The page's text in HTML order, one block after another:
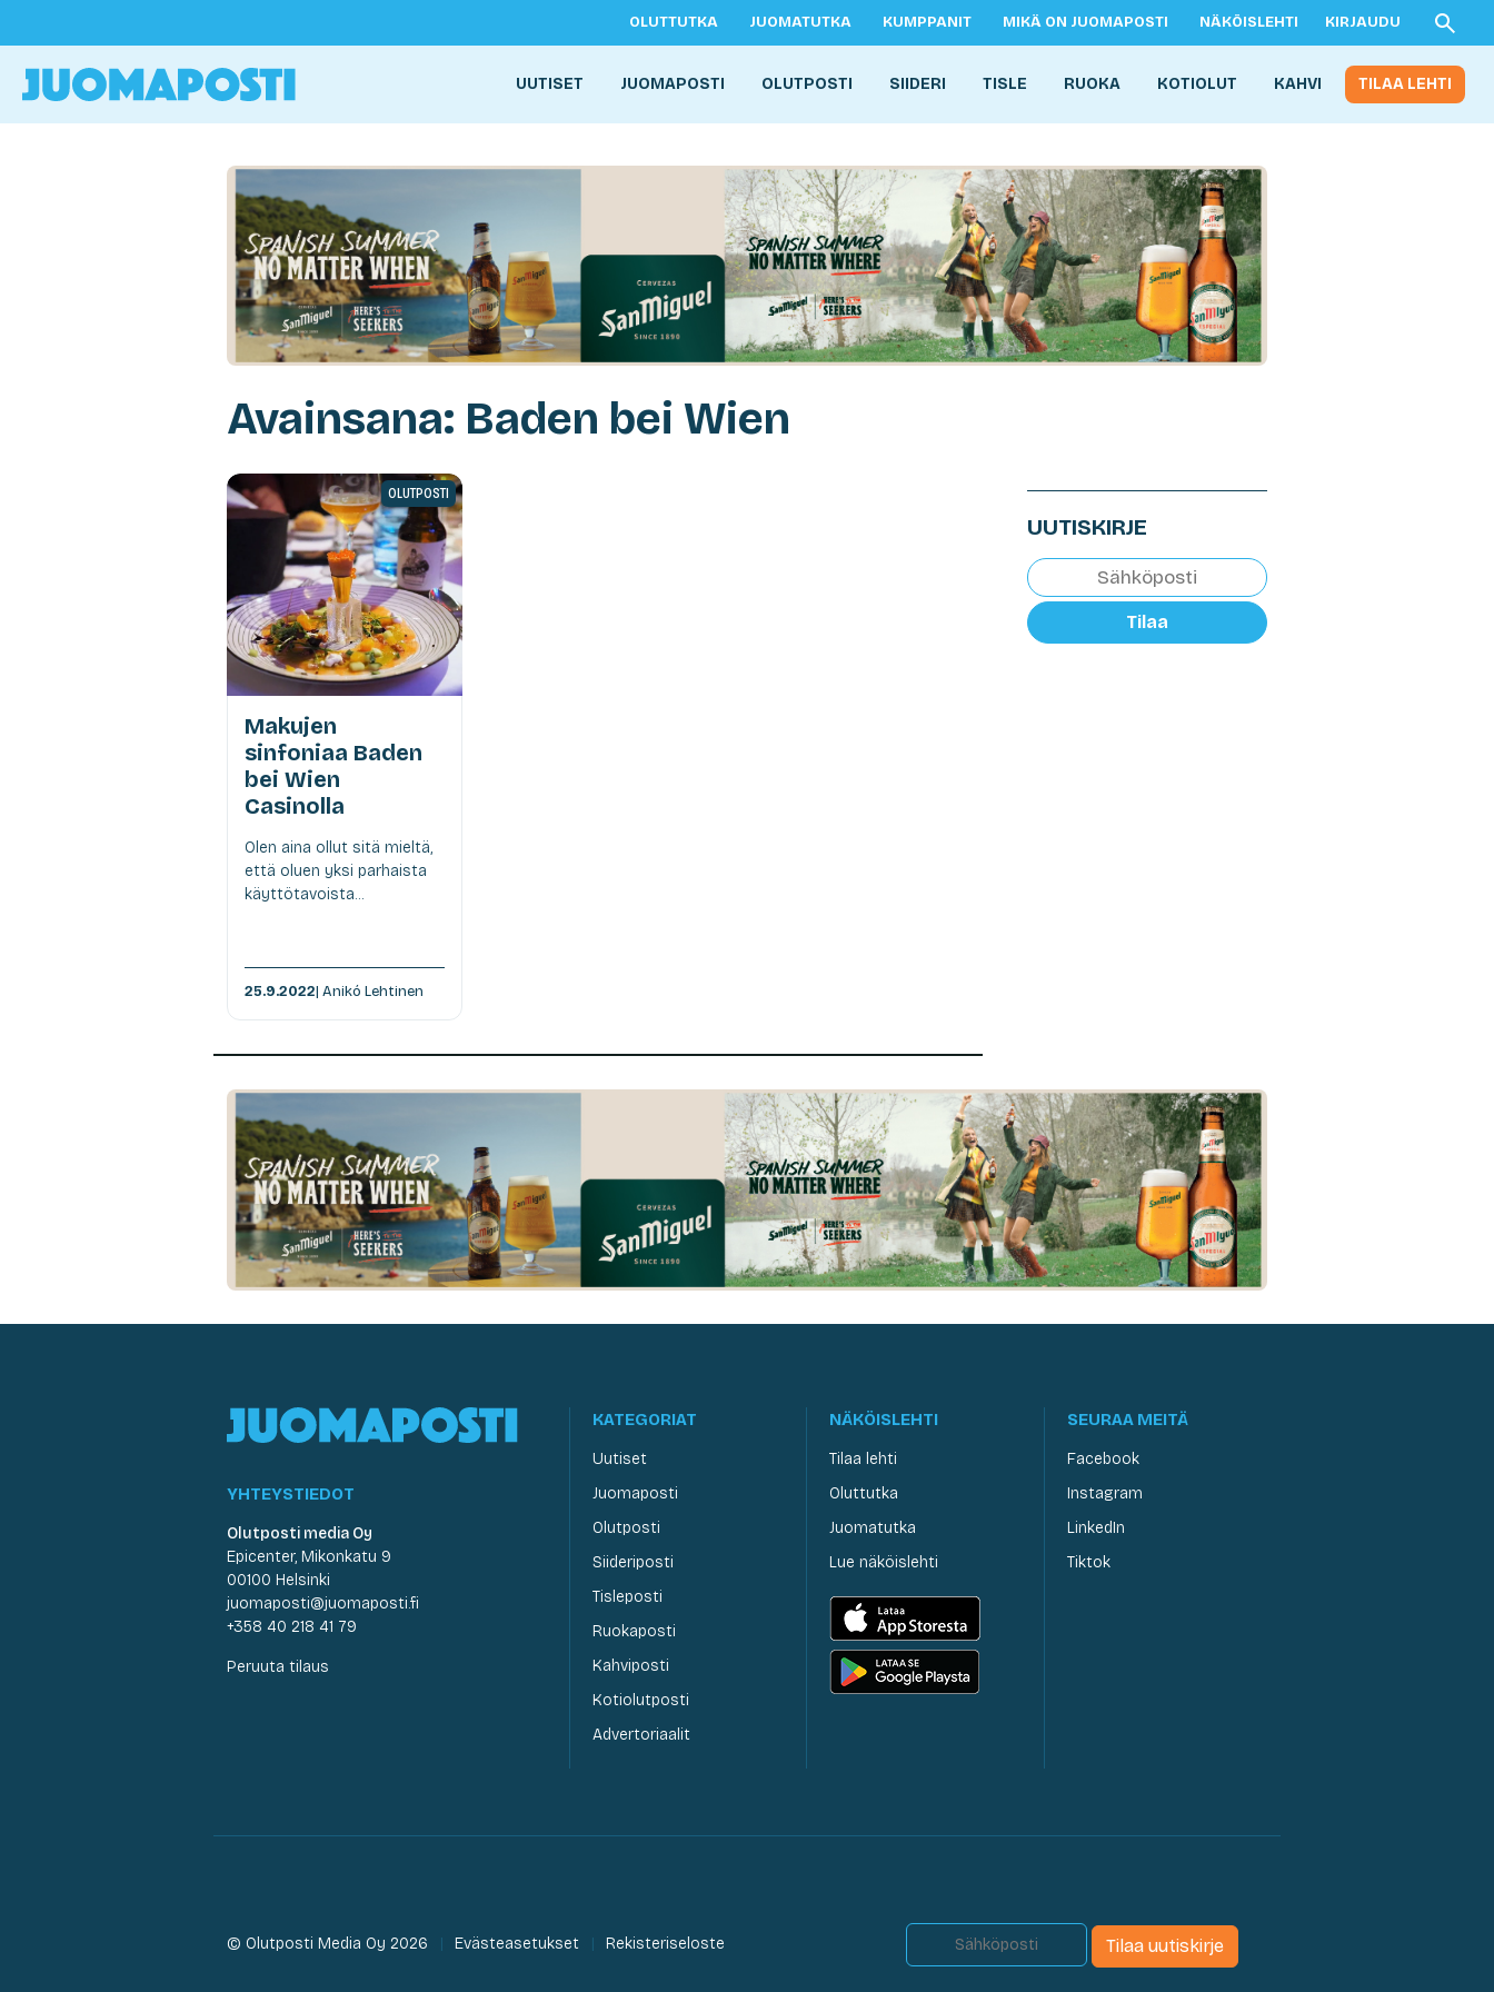
OLUTTUTKA JUOMATUTKA KUMPPANIT MIKÄ ON JUOMAPOSTI NÄKÖISLEHTI KIRJAUDU
UUTISET JUOMAPOSTI OLUTPOSTI SIIDERI TISLE RUOKA KOTIOLUT KAHVI TILAA LEHTI
Avainsana: Baden bei Wien
OLUTPOSTI
Makujen
sinfoniaa Baden
bei Wien
Casinolla
Olen aina ollut sitä mieltä,
että oluen yksi parhaista
käyttötavoista...
25.9.2022| Anikó Lehtinen
UUTISKIRJE
Tilaa
YHTEYSTIEDOT
Olutposti media Oy
Epicenter, Mikonkatu 9
00100 Helsinki
juomaposti@juomaposti.fi
+358 40 218 41 79
Peruuta tilaus
KATEGORIAT
Uutiset
Juomaposti
Olutposti
Siideriposti
Tisleposti
Ruokaposti
Kahviposti
Kotiolutposti
Advertoriaalit
NÄKÖISLEHTI
Tilaa lehti
Oluttutka
Juomatutka
Lue näköislehti
SEURAA MEITÄ
Facebook
Instagram
LinkedIn
Tiktok
© Olutposti Media Oy 2026 Evästeasetukset Rekisteriseloste Tilaa uutiskirje